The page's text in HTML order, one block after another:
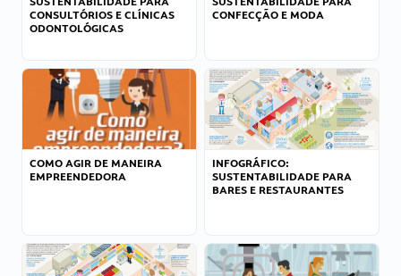
CONSULTÓRIOS E CLÍNICAS
ODONTOLÓGICAS
CONFECÇÃO E MODA
COMO AGIR DE MANEIRA
EMPREENDEDORA
INFOGRÁFICO:
SUSTENTABILIDADE PARA
BARES E RESTAURANTES